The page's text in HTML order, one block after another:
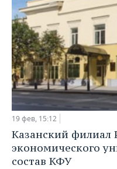
19 фев, 15:12
Казанский филиал
экономического
состав КФУ